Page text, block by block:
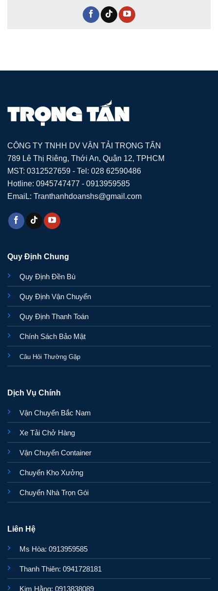
CÔNG TY TNHH DV VẬN TẢI TRỌNG TẤN
789 Lê Thị Riêng, Thới An, Quận 12, TPHCM
MST: 0312527659 - Tel: 028 62590486
Hotline: 0945747477 - 0913959585
EmaiL: Tranthanhdoanshs@gmail.com
Quy Định Chung
Quy Định Đền Bù
Quy Định Vận Chuyển
Quy Định Thanh Toán
Chính Sách Bảo Mật
Câu Hỏi Thường Gặp
Dịch Vụ Chính
Vận Chuyển Bắc Nam
Xe Tải Chở Hàng
Vận Chuyển Container
Chuyển Kho Xưởng
Chuyển Nhà Trọn Gói
Liên Hệ
Ms Hòa: 0913959585
Thanh Thiên: 0941728181
Kim Hằng: 0913838089